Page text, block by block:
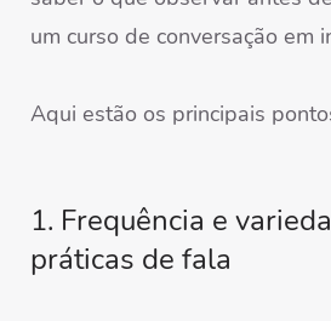
um curso de conversação em
Aqui estão os principais
1. Frequência e
práticas de fala